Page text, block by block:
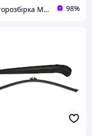
Авторозбірка Мікроавтобусів 98%